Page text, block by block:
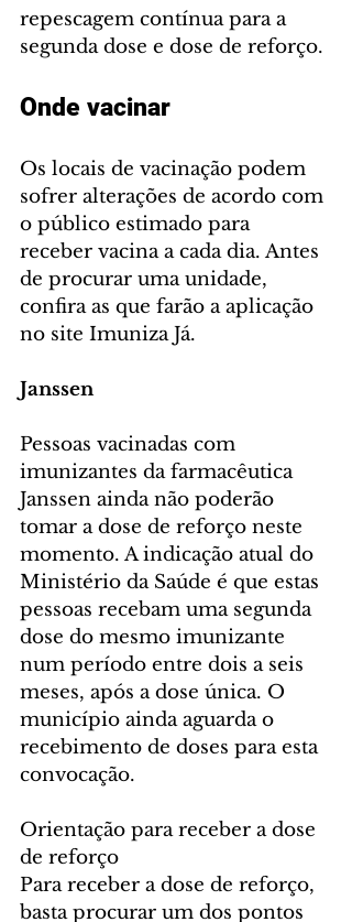
repescagem contínua para a
segunda dose e dose de reforço.
Onde vacinar
Os locais de vacinação podem
sofrer alterações de acordo com
o público estimado para
receber vacina a cada dia. Antes
de procurar uma unidade,
confira as que farão a aplicação
no site Imuniza Já.
Janssen
Pessoas vacinadas com
imunizantes da farmacêutica
Janssen ainda não poderão
tomar a dose de reforço neste
momento. A indicação atual do
Ministério da Saúde é que estas
pessoas recebam uma segunda
dose do mesmo imunizante
num período entre dois a seis
meses, após a dose única. O
município ainda aguarda o
recebimento de doses para esta
convocação.
Orientação para receber a dose
de reforço
Para receber a dose de reforço,
basta procurar um dos pontos